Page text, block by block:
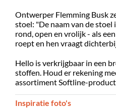
Ontwerper Flemming Busk
stoel: "De naam van de
rond, open en vrolijk - als
roept en hen vraagt
Hello is verkrijgbaar in een
stoffen. Houd er rekening
assortiment Softline-
Inspiratie foto's